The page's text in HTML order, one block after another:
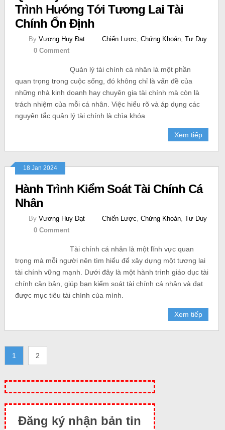
Trình Hướng Tới Tương Lai Tài
Chính Ổn Định
By Vương Huy Đạt Chiến Lược Chứng Khoán, Tư Duy
0 Comment
Quản lý tài chính cá nhân là một phần
quan trọng trong cuộc sống, đó không chỉ là vấn đề của
những nhà kinh doanh hay chuyên gia tài chính mà còn là
trách nhiệm của mỗi cá nhân. Việc hiểu rõ và áp dụng các
nguyên tắc quản lý tài chính là chìa khóa
Xem tiếp
18 Jan 2024
Hành Trình Kiểm Soát Tài Chính Cá
Nhân
By Vương Huy Đạt Chiến Lược Chứng Khoán, Tư Duy
0 Comment
Tài chính cá nhân là một lĩnh vực quan
trọng mà mỗi người nên tìm hiểu để xây dựng một tương lai
tài chính vững mạnh. Dưới đây là một hành trình giáo dục tài
chính căn bản, giúp bạn kiểm soát tài chính cá nhân và đạt
được mục tiêu tài chính của mình.
Xem tiếp
1 2
Đăng ký nhận bản tin